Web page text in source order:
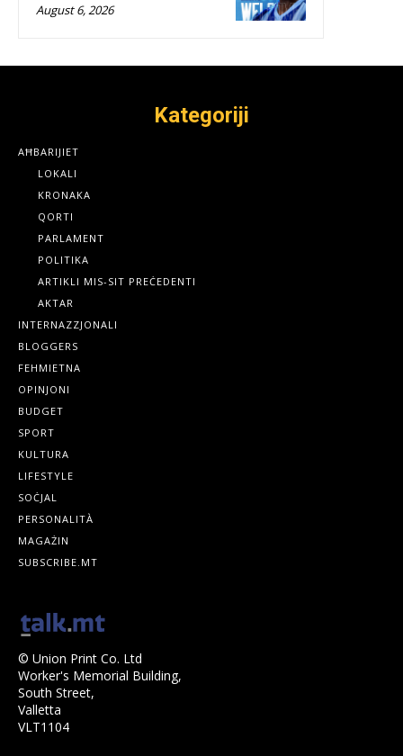
August 6, 2026
Kategoriji
AĦBARIJIET
LOKALI
KRONAKA
QORTI
PARLAMENT
POLITIKA
ARTIKLI MIS-SIT PREĊEDENTI
AKTAR
INTERNAZZJONALI
BLOGGERS
FEHMIETNA
OPINJONI
BUDGET
SPORT
KULTURA
LIFESTYLE
SOĊJAL
PERSONALITÀ
MAGAŻIN
SUBSCRIBE.MT
© Union Print Co. Ltd
Worker's Memorial Building,
South Street,
Valletta
VLT1104